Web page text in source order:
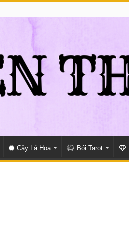
Cây Lá Hoa Bói Tarot